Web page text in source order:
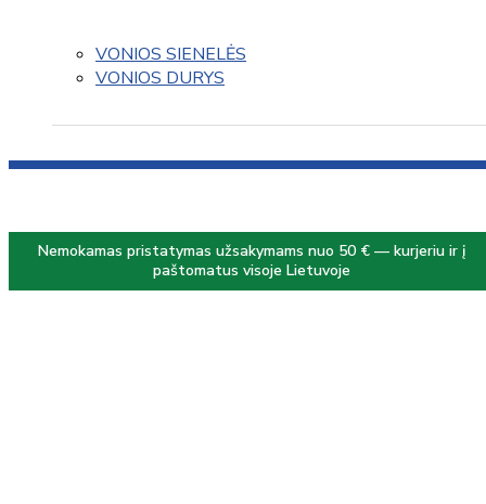
VONIOS SIENELĖS
VONIOS DURYS
Nemokamas pristatymas užsakymams nuo 50 € — kurjeriu ir į
paštomatus visoje Lietuvoje